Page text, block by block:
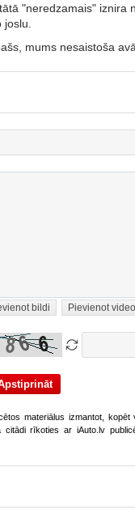
"neredzamais" iznira
mums nesaistoša
bildi Pievienot video
materiālus izmantot,
rīkoties ar iAuto.lv